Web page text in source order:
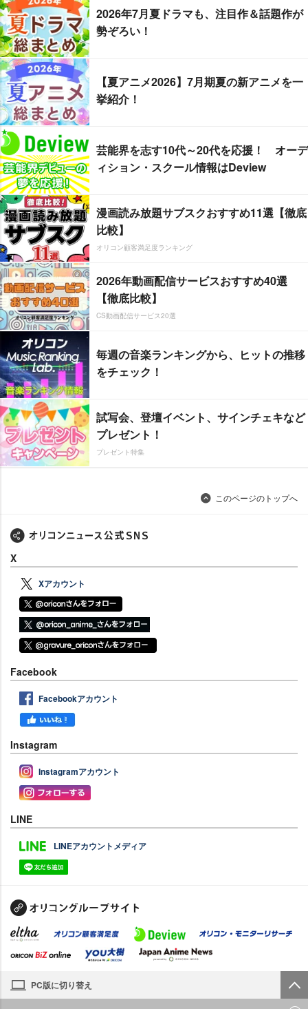
2026年7月夏ドラマも、注目作＆話題作が
勢ぞろい！
【夏アニメ2026】7月期夏の新アニメを一
挙紹介！
芸能界を志す10代～20代を応援！ オーデ
ィション・スクール情報はDeview
漫画読み放題サブスクおすすめ11選【徹底
比較】
オリコン顧客満足度ランキング
2026年動画配信サービスおすすめ40選
【徹底比較】
CS動画配信サービス20選
毎週の音楽ランキングから、ヒットの推移
をチェック！
試写会、登壇イベント、サインチェキなど
プレゼント！
プレゼント特集
このページのトップへ
X
Xアカウント
Facebook
Facebookアカウント
Instagram
Instagramアカウント
LINE
LINEアカウントメディア
PC版に切り替え